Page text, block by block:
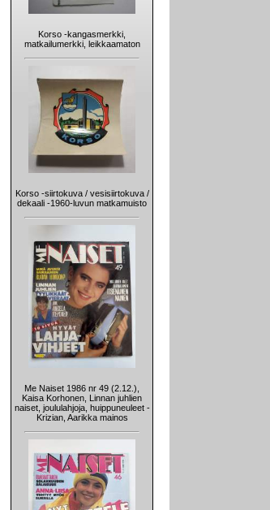
Korso -kangasmerkki,
matkailumerkki, leikkaamaton
Korso -siirtokuva / vesisiirtokuva /
dekaali -1960-luvun matkamuisto
Me Naiset 1986 nr 49 (2.12.),
Kaisa Korhonen, Linnan juhlien
naiset, joululahjoja, huippuneuleet -
Krizian, Aarikka mainos